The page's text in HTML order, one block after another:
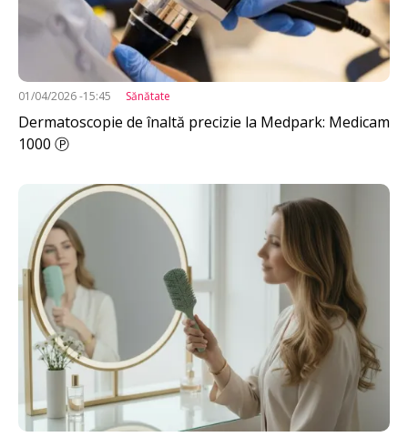
01/04/2026 -15:45 Sănătate
Dermatoscopie de înaltă precizie la Medpark: Medicam
1000 Ⓟ
Imagine